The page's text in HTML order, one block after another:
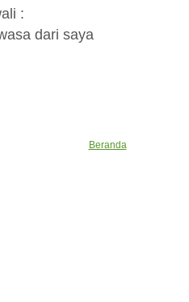
:
dari saya
Beranda